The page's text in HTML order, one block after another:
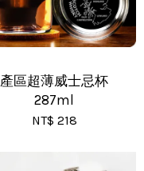
產區超薄威士忌杯
287ml
NT$ 218